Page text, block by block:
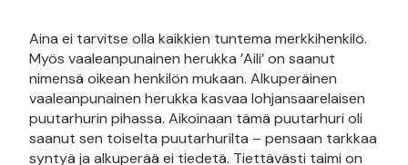
Aina ei tarvitse olla kaikkien tuntema merkkihenkilö.
Myös vaaleanpunainen herukka ’Aili’ on saanut
nimensä oikean henkilön mukaan. Alkuperäinen
vaaleanpunainen herukka kasvaa lohjansaarelaisen
puutarhurin pihassa. Aikoinaan tämä puutarhuri oli
saanut sen toiselta puutarhurilta – pensaan tarkkaa
syntyä ja alkuperää ei tiedetä. Tiettävästi taimi on